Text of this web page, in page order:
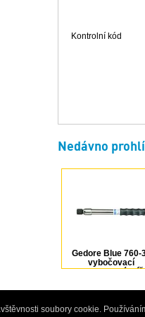
Kontrolní kód
Nedávno
Gedore Blue 760-
vybočovací
momentový klíč
- půjčovna a prodej
soubory cookie.